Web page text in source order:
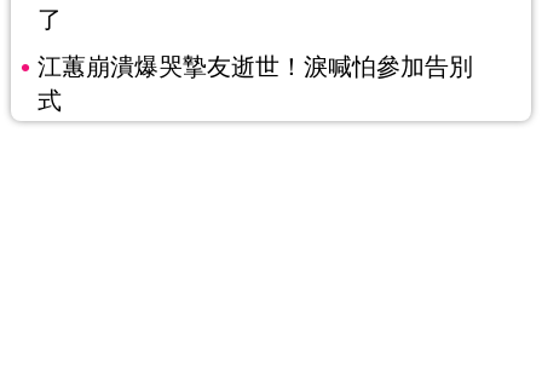
了
江蕙崩潰爆哭摯友逝世！淚喊怕參加告別
式